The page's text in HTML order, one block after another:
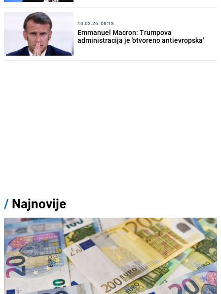
10.02.26. 08:18
Emmanuel Macron: Trumpova
administracija je 'otvoreno antievropska'
/ Najnovije